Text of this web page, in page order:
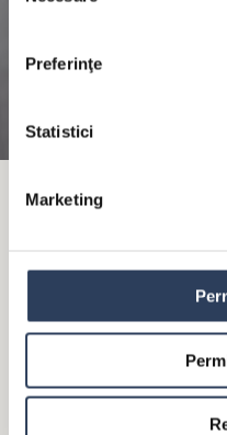
Preferinţe
Statistici
Marketing